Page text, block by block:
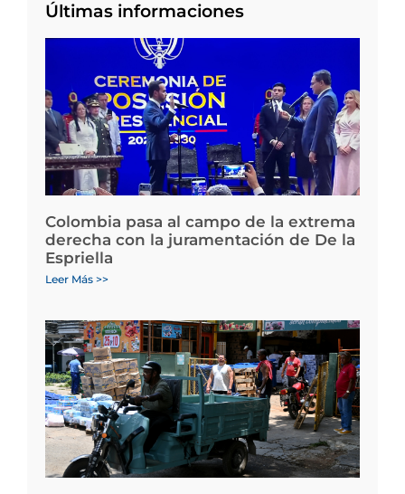
Últimas informaciones
Colombia pasa al campo de la extrema
derecha con la juramentación de De la
Espriella
Leer Más >>